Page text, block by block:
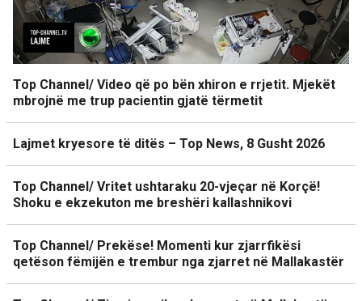
Top Channel/ Video që po bën xhiron e rrjetit. Mjekët
mbrojnë me trup pacientin gjatë tërmetit
Lajmet kryesore të ditës – Top News, 8 Gusht 2026
Top Channel/ Vritet ushtaraku 20-vjeçar në Korçë!
Shoku e ekzekuton me breshëri kallashnikovi
Top Channel/ Prekëse! Momenti kur zjarrfikësi
qetëson fëmijën e trembur nga zjarret në Mallakastër